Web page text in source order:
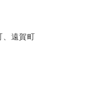
、遠賀町